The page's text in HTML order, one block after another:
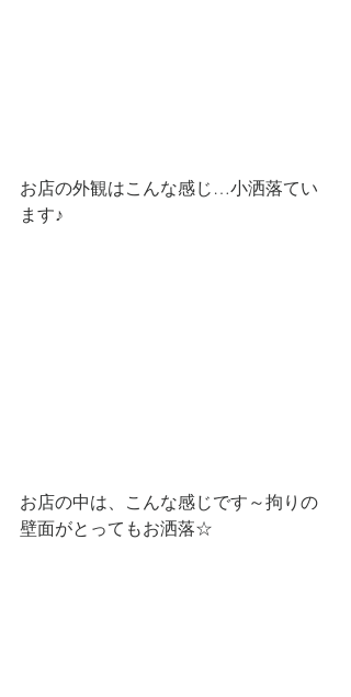
お店の外観はこんな感じ…小洒落てい
ます♪
お店の中は、こんな感じです～拘りの
壁面がとってもお洒落☆